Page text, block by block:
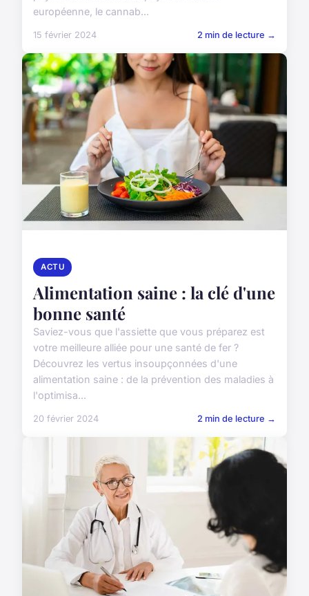
européenne, le cannab...
15 février 2024 2 min de lecture →
ACTU
Alimentation saine : la clé d'une
bonne santé
Saviez-vous que l'assiette que vous préparez est
votre meilleure alliée pour une santé de fer ?
Découvrez les vertus insoupçonnées d'une
alimentation saine : de la prévention des maladies à
l'optimisa...
20 février 2024 2 min de lecture →